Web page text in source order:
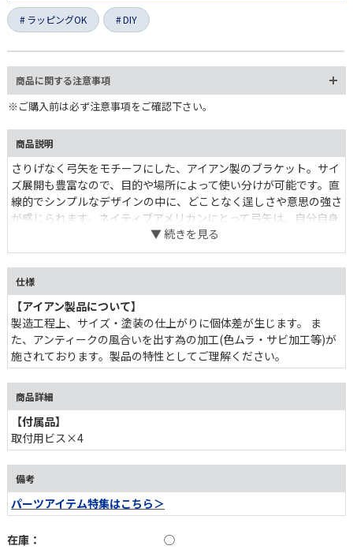
ラッピングOK DIY
商品に関する注意事項
※ご購入前は必ず注意事項をご確認下さい。
商品説明
さりげなく弓矢をモチーフにした、アイアン製のブラケット。サイ
ズ展開も豊富なので、目的や場所によって使い分けが可能です。直
線的でシンプルなデザインの中に、どことなく逞しさや意思の強さ
が感じられます。ネイティブアメリカンにとって弓矢は、自分自身
を守るシンボルだそうです。
仕様
【アイアン製品について】
製造工程上、サイズ・塗装の仕上がりに個体差が生じます。 ま
た、アンティークの風合いを出す為の加工(色ムラ・サビ加工等)が
施されております。製品の特性としてご理解ください。
商品詳細
【付属品】
取付用ビス×4
備考
パーツアイテム特集はこちら＞
在庫：
◯